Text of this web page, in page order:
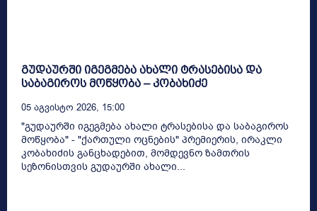
გუდაურში იგეგმება ახალი ტრასებისა და
საბაგიროს მოწყობა – კობახიძე
05 Აგვისტო 2026, 15:00
"გუდაურში იგეგმება ახალი ტრასებისა და საბაგიროს
მოწყობა" - "ქართული ოცნების" პრემიერის, ირაკლი
კობახიძის განცხადებით, მომდევნო ზამთრის
სეზონისთვის გუდაურში ახალი...